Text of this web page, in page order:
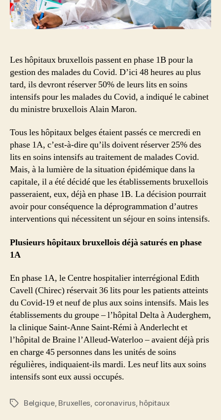
Les hôpitaux bruxellois passent en phase 1B pour la
gestion des malades du Covid. D’ici 48 heures au plus
tard, ils devront réserver 50% de leurs lits en soins
intensifs pour les malades du Covid, a indiqué le cabinet
du ministre bruxellois Alain Maron.
Tous les hôpitaux belges étaient passés ce mercredi en
phase 1A, c’est-à-dire qu’ils doivent réserver 25% des
lits en soins intensifs au traitement de malades Covid.
Mais, à la lumière de la situation épidémique dans la
capitale, il a été décidé que les établissements bruxellois
passeraient, eux, déjà en phase 1B. La décision pourrait
avoir pour conséquence la déprogrammation d’autres
interventions qui nécessitent un séjour en soins intensifs.
Plusieurs hôpitaux bruxellois déjà saturés en phase
1A
En phase 1A, le Centre hospitalier interrégional Edith
Cavell (Chirec) réservait 36 lits pour les patients atteints
du Covid-19 et neuf de plus aux soins intensifs. Mais les
établissements du groupe – l’hôpital Delta à Auderghem,
la clinique Saint-Anne Saint-Rémi à Anderlecht et
l’hôpital de Braine l’Alleud-Waterloo – avaient déjà pris
en charge 45 personnes dans les unités de soins
régulières, indiquaient-ils mardi. Les neuf lits aux soins
intensifs sont eux aussi occupés.
EtiketlerBelgique, Bruxelles, coronavirus, hôpitaux